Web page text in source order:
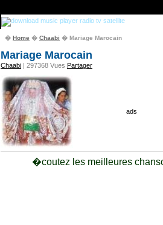
� Home � Chaabi � Mariage Marocain
Mariage Marocain
Chaabi | 297368 Vues Partager
ads
�coutez les meilleures